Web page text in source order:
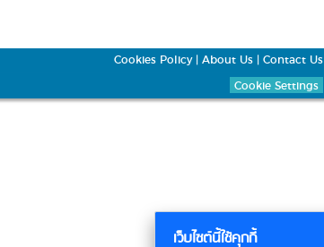
Cookies Policy| About Us Contact Us
Cookie Settings
เว็บไซต์นี้ใช้คุกกี้